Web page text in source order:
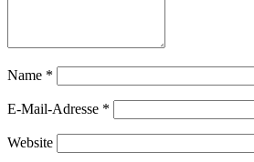
Name *
E-Mail-Adresse *
Website